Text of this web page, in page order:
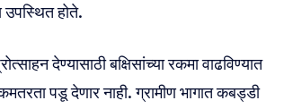
होते.
देण्यासाठी बक्षिसांच्या रकमा वाढविण्यात
पडू देणार नाही. ग्रामीण भागात कबड्डी